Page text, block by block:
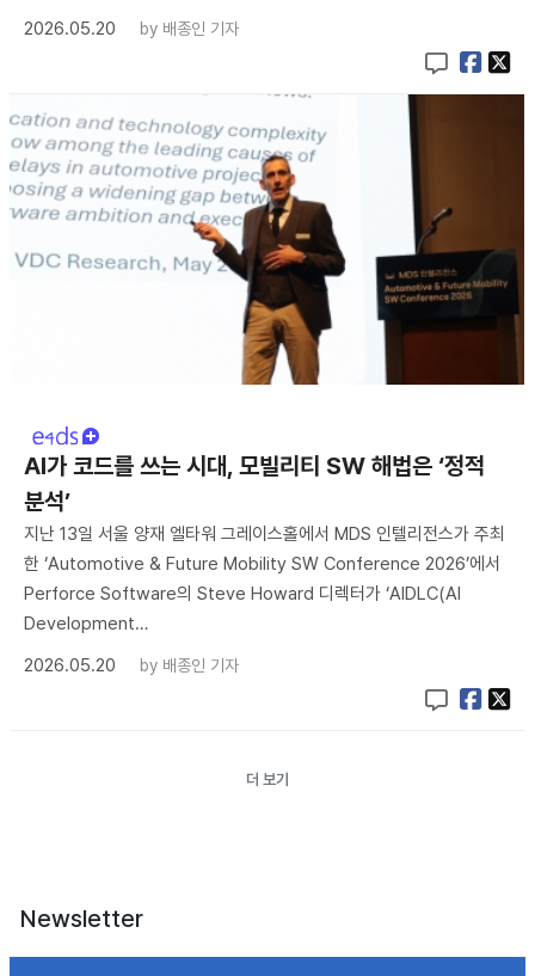
2026.05.20
by 배종인 기자
AI가 코드를 쓰는 시대, 모빌리티 SW 해법은 ‘정적
분석’
지난 13일 서울 양재 엘타워 그레이스홀에서 MDS 인텔리전스가 주최
한 ‘Automotive & Future Mobility SW Conference 2026’에서
Perforce Software의 Steve Howard 디렉터가 ‘AIDLC(AI
Development…
2026.05.20
by 배종인 기자
더 보기
Newsletter